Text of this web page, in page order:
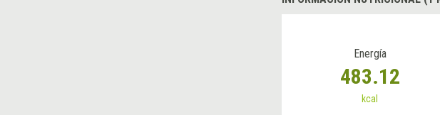
Energía
483.12
kcal